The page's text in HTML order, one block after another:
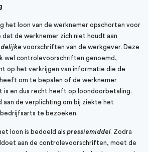
het loon van de werknemer opschorten voor
de werknemer zich niet houdt aan
voorschriften van de werkgever. Deze
wel controlevoorschriften genoemd,
op het verkrijgen van informatie die de
om te bepalen of de werknemer
is en dus recht heeft op loondoorbetaling.
aan de verplichting om bij ziekte het
te bezoeken.
loon is bedoeld alspressiemiddel. Zodra
aan de controlevoorschriften, moet de